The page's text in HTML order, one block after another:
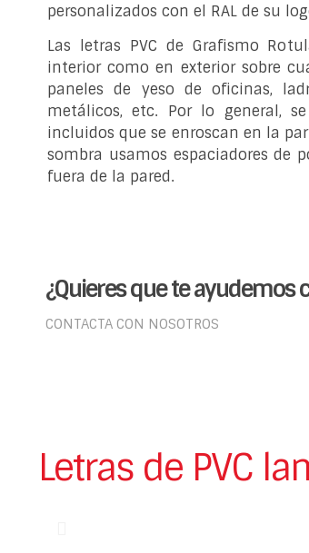
personalizados con el RAL de su
Las letras PVC de Grafismo
interior como en exterior sobre
paneles de yeso de oficinas,
metálicos, etc. Por lo general,
incluidos que se enroscan en la
sombra usamos espaciadores de
fuera de la pared.
¿Quieres que te ayudemos
CONTACTA CON NOSOTROS
Letras de PVC